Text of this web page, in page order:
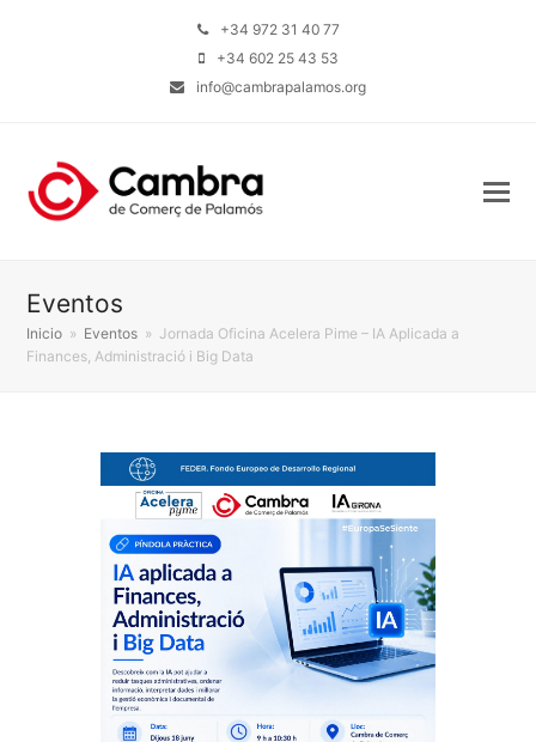
+34 972 31 40 77
+34 602 25 43 53
info@cambrapalamos.org
Eventos
Inicio » Eventos » Jornada Oficina Acelera Pime – IA Aplicada a
Finances, Administració i Big Data